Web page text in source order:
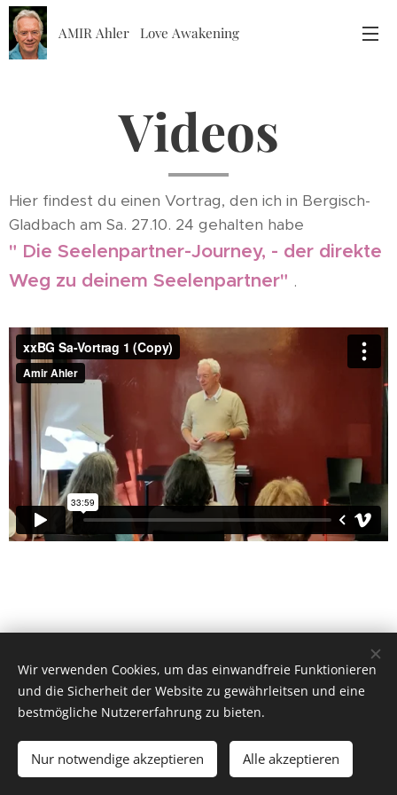
AMIR Ahler Love Awakening
Videos
Hier findest du einen Vortrag, den ich in Bergisch-
Gladbach am Sa. 27.10. 24 gehalten habe
" Die Seelenpartner-Journey, - der direkte
Weg zu deinem Seelenpartner" .
© 2022Amir AhlerAlle Rechte vorbehalten.
Impressum
Unterstützt vonWebnode Cookies
Wir verwenden Cookies, um das einwandfreie Funktionieren
und die Sicherheit der Website zu gewährleitsen und eine
bestmögliche Nutzererfahrung zu bieten.
Nur notwendige akzeptieren Alle akzeptieren